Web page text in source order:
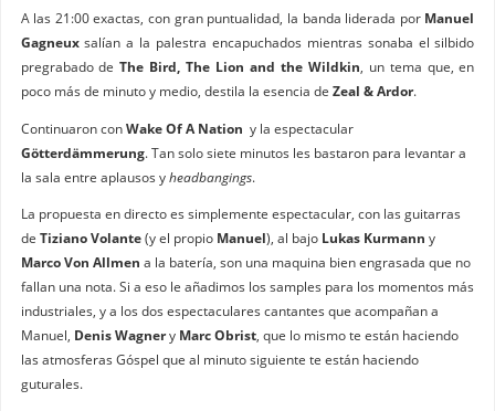
A las 21:00 exactas, con gran puntualidad, la banda liderada por Manuel
Gagneuxsalían a la palestra encapuchados mientras sonaba el silbido
pregrabado deThe Bird, The Lion and the Wildkin , un tema que, en
poco más de minuto y medio, destila la esencia de Zeal & Ardor.
Continuaron conWake Of A Nation y la espectacular
Götterdämmerung. Tan solo siete minutos les bastaron para levantar a
la sala entre aplausos yheadbangings.
La propuesta en directo es simplemente espectacular, con las guitarras
de Tiziano Volante(y el propio Manuel), al bajo Lukas Kurmann y
Marco Von Allmen a la batería, son una maquina bien engrasada que no
fallan una nota. Si a eso le añadimos los samples para los momentos más
industriales, y a los dos espectaculares cantantes que acompañan a
Manuel, Denis Wagnery Marc Obrist, que lo mismo te están haciendo
las atmosferas Góspel que al minuto siguiente te están haciendo
guturales.